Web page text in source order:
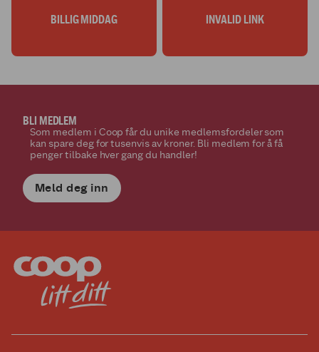
BILLIG MIDDAG INVALID LINK
BLI MEDLEM
Som medlem i Coop får du unike medlemsfordeler som
kan spare deg for tusenvis av kroner. Bli medlem for å få
penger tilbake hver gang du handler!
Meld deg inn